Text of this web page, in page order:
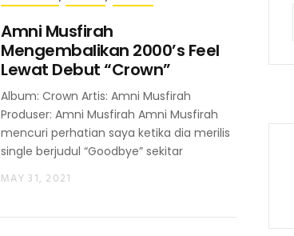
Amni Musfirah
Mengembalikan 2000’s Feel
Lewat Debut “Crown”
Album: Crown Artis: Amni Musfirah
Produser: Amni Musfirah Amni Musfirah
mencuri perhatian saya ketika dia merilis
single berjudul “Goodbye” sekitar
MAY 31, 2021